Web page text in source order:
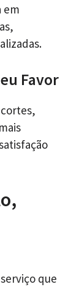
em
Favor
que